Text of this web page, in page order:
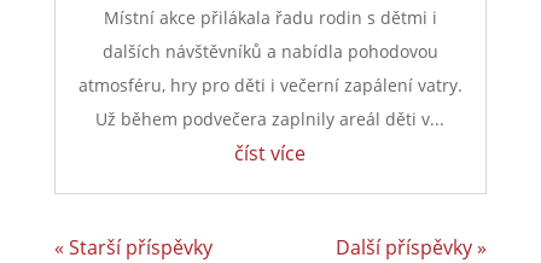
Místní akce přilákala řadu rodin s dětmi i
dalších návštěvníků a nabídla pohodovou
atmosféru, hry pro děti i večerní zapálení vatry.
Už během podvečera zaplnily areál děti v...
číst více
« Starší příspěvky Další příspěvky »